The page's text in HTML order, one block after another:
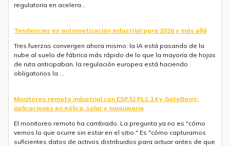
aplicaciones en eólica, solar y maquinaria
El monitoreo remoto ha cambiado. La pregunta ya no es "cómo
vemos lo que ocurre sin estar en el sitio." Es "cómo capturamos
suficientes datos de activos distribuidos para actuar antes de que
algo fall...
LoRaWAN para agricultura de precisión: arquitectura de campo
a servidor con Industrial Shields
Conectar sensores distribuidos a lo largo de cientos de hectáreas
es uno de los principales retos de la agricultura de precisión. El
WiFi alcanza decenas de metros. La conectividad celular tiene